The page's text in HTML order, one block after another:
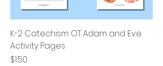
K-2 Catechism OT Adam and Eve
Activity Pages
価格
$1.50